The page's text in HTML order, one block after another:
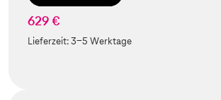
629 €
Lieferzeit:3-5 Werktage